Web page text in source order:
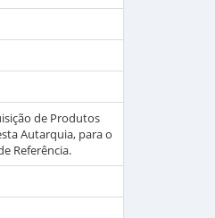
de Produtos
Autarquia, para o
Referência.